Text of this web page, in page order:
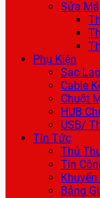
Sửa
Phụ Kiện
Sạc
Cable
Chuột
HUB
USB/
Tin Tức
Thủ
Tin
Bảng